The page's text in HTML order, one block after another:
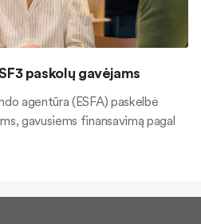
paskolų gavėjams
agentūra (ESFA) paskelbė
gavusiems finansavimą pagal